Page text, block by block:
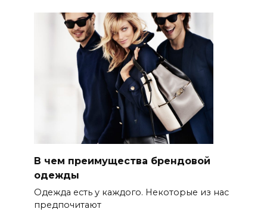
В чем преимущества брендовой
одежды
Одежда есть у каждого. Некоторые из нас
предпочитают